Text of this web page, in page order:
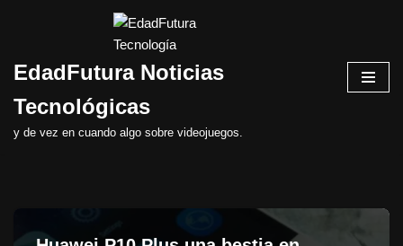
al
EdadFutura Noticias
Tecnológicas
y de vez en cuando algo sobre videojuegos.